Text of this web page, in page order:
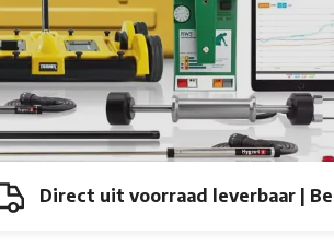
Direct uit voorraad leverbaar